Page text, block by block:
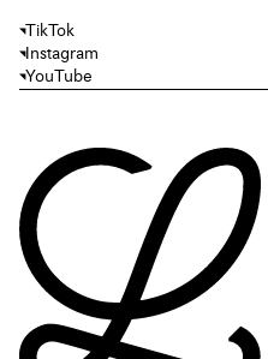
TikTok
Instagram
YouTube